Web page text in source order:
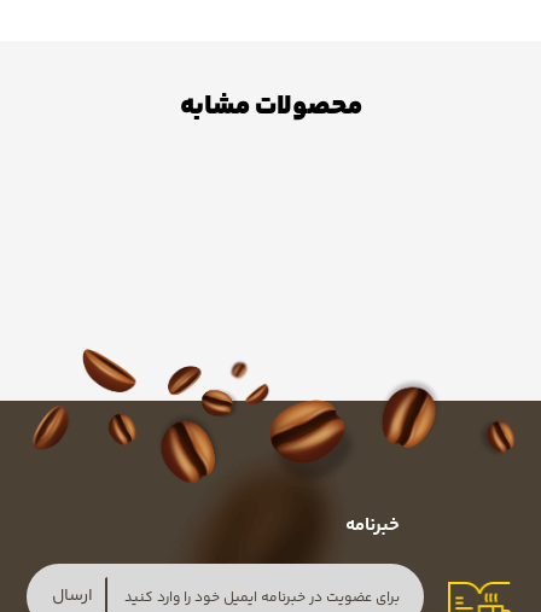
محصولات مشابه
خبرنامه
ارسال